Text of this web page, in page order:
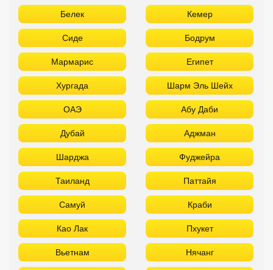
Белек Кемер
Сиде Бодрум
Мармарис Египет
Хургада Шарм Эль Шейх
ОАЭ Абу Даби
Дубай Аджман
Шарджа Фуджейра
Таиланд Паттайя
Самуй Краби
Као Лак Пхукет
Вьетнам Нячанг